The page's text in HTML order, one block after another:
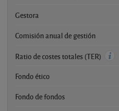
Gestora
Comisión anual de gestión
Ratio de costes totales (TER)
Fondo ético
Fondo de fondos